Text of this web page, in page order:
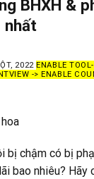
BHXH &
nhất
2022 ENABLE
-> ENABLE
bị chậm có bị
bao nhiêu? Hãy